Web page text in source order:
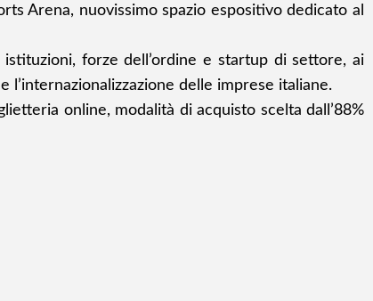
Arena, nuovissimo spazio espositivo dedicato al
forze dell’ordine e startup di settore, ai
l’internazionalizzazione delle imprese italiane.
online, modalità di acquisto scelta dall’88%